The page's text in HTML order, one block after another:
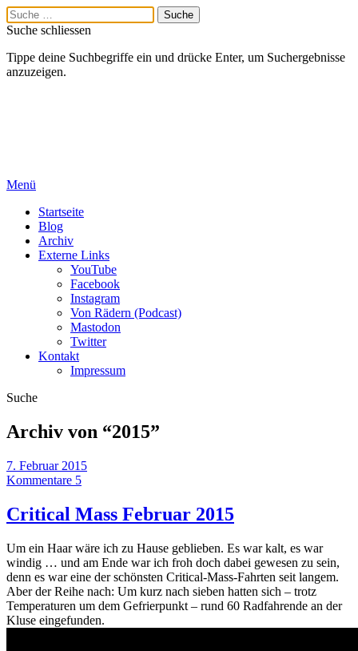
Suche schliessen
Tippe deine Suchbegriffe ein und drücke Enter, um Suchergebnisse
anzuzeigen.
Menü
Startseite
Blog
Archiv
Externe Links
YouTube
Facebook
Instagram
Von Rädern (Podcast)
Mastodon
Twitter
Kontakt
Impressum
Suche
Archiv von “2015”
7. Februar 2015
Kommentare 5
Critical Mass Februar 2015
Um ein Haar wäre ich zu Hause geblieben. Es war kalt, es war
windig … und am Ende war ich froh doch dabei gewesen zu sein,
denn es war eine der schönsten Critical-Mass-Fahrten seit langem.
Aber der Reihe nach: Um kurz nach sieben hatten sich – trotz
Temperaturen um dem Gefrierpunkt – rund 60 Radfahrende an der
Kluse eingefunden.